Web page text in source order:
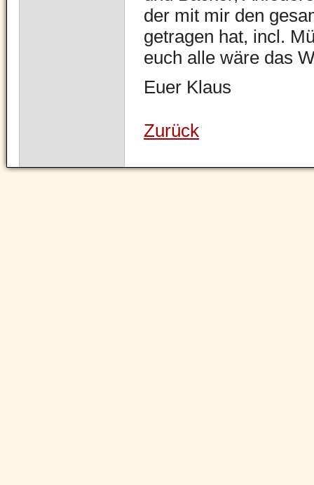
der mit mir den
getragen hat, incl.
euch alle wäre das
Euer Klaus
Zurück
Navigation